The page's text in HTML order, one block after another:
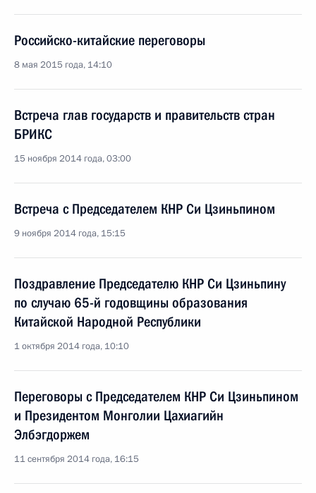
Российско-китайские переговоры
8 мая 2015 года, 14:10
Встреча глав государств и правительств стран
БРИКС
15 ноября 2014 года, 03:00
Встреча с Председателем КНР Си Цзиньпином
9 ноября 2014 года, 15:15
Поздравление Председателю КНР Си Цзиньпину
по случаю 65-й годовщины образования
Китайской Народной Республики
1 октября 2014 года, 10:10
Переговоры с Председателем КНР Си Цзиньпином
и Президентом Монголии Цахиагийн
Элбэгдоржем
11 сентября 2014 года, 16:15